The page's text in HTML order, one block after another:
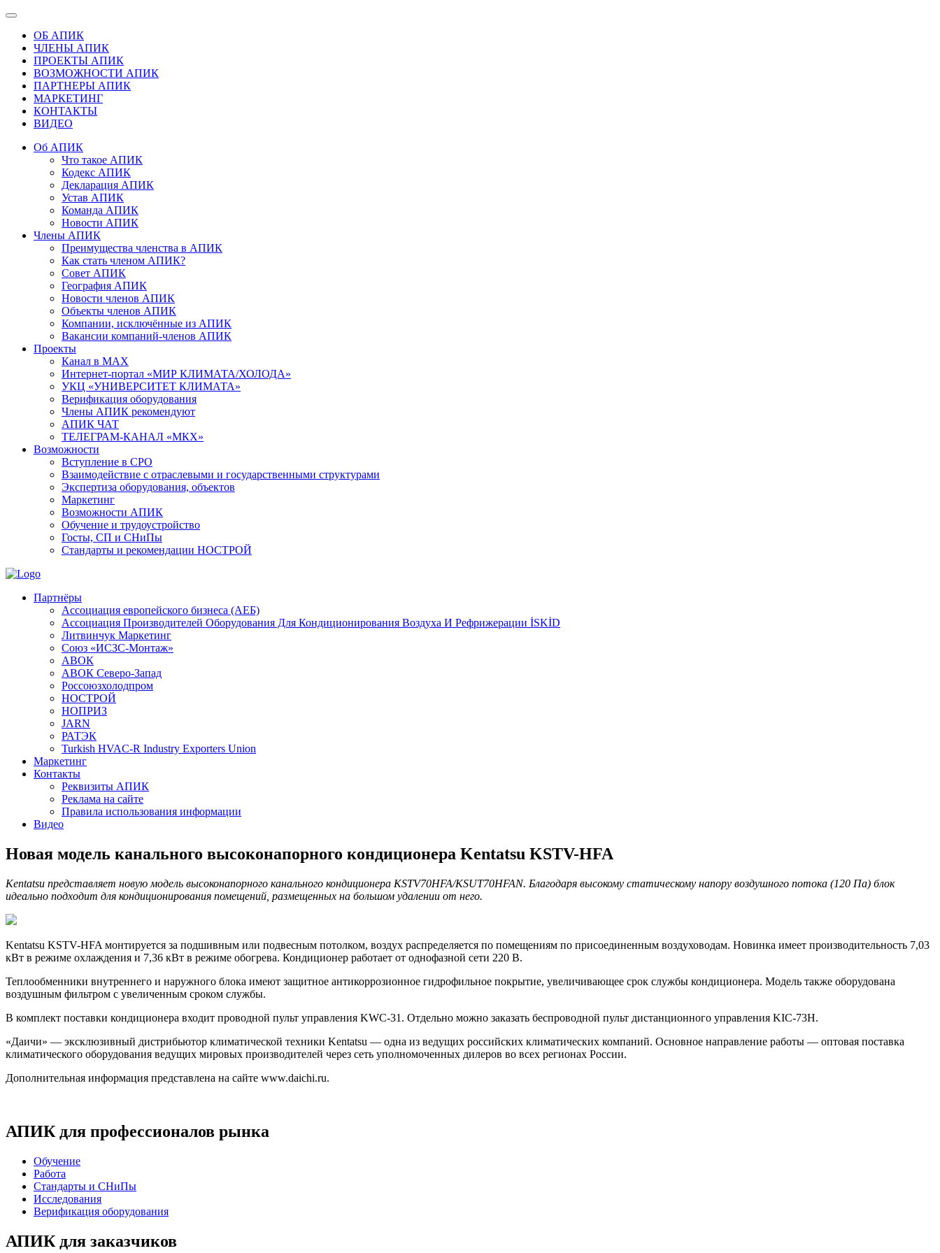
ОБ АПИК
ЧЛЕНЫ АПИК
ПРОЕКТЫ АПИК
ВОЗМОЖНОСТИ АПИК
ПАРТНЕРЫ АПИК
МАРКЕТИНГ
КОНТАКТЫ
ВИДЕО
Об АПИК
Что такое АПИК
Кодекс АПИК
Декларация АПИК
Устав АПИК
Команда АПИК
Новости АПИК
Члены АПИК
Преимущества членства в АПИК
Как стать членом АПИК?
Совет АПИК
География АПИК
Новости членов АПИК
Объекты членов АПИК
Компании, исключённые из АПИК
Вакансии компаний-членов АПИК
Проекты
Канал в MAX
Интернет-портал «МИР КЛИМАТА/ХОЛОДА»
УКЦ «УНИВЕРСИТЕТ КЛИМАТА»
Верификация оборудования
Члены АПИК рекомендуют
АПИК ЧАТ
ТЕЛЕГРАМ-КАНАЛ «МКХ»
Возможности
Вступление в СРО
Взаимодействие с отраслевыми и государственными структурами
Экспертиза оборудования, объектов
Маркетинг
Возможности АПИК
Обучение и трудоустройство
Госты, СП и СНиПы
Стандарты и рекомендации НОСТРОЙ
Партнёры
Ассоциация европейского бизнеса (АЕБ)
Aссоциация Производителей Оборудования Для Кондиционирования Воздуха И Рефрижерации İSKİD
Литвинчук Маркетинг
Союз «ИСЗС-Монтаж»
АВОК
АВОК Северо-Запад
Россоюзхолодпром
НОСТРОЙ
НОПРИЗ
JARN
РАТЭК
Turkish HVAC-R Industry Exporters Union
Маркетинг
Контакты
Реквизиты АПИК
Реклама на сайте
Правила использования информации
Видео
Новая модель канального высоконапорного кондиционера Kentatsu KSТV-HFA
Kentatsu представляет новую модель высоконапорного канального кондиционера KSTV70HFA/KSUT70HFAN. Благодаря высокому статическому напору воздушного потока (120 Па) блок
идеально подходит для кондиционирования помещений, размещенных на большом удалении от него.
Kentatsu KSТV-HFA монтируется за подшивным или подвесным потолком, воздух распределяется по помещениям по присоединенным воздуховодам. Новинка имеет производительность 7,03
кВт в режиме охлаждения и 7,36 кВт в режиме обогрева. Кондиционер работает от однофазной сети 220 В.
Теплообменники внутреннего и наружного блока имеют защитное антикоррозионное гидрофильное покрытие, увеличивающее срок службы кондиционера. Модель также оборудована
воздушным фильтром с увеличенным сроком службы.
В комплект поставки кондиционера входит проводной пульт управления KWC-31. Отдельно можно заказать беспроводной пульт дистанционного управления KIC-73H.
«Даичи» — эксклюзивный дистрибьютор климатической техники Kentatsu — одна из ведущих российских климатических компаний. Основное направление работы — оптовая поставка
климатического оборудования ведущих мировых производителей через сеть уполномоченных дилеров во всех регионах России.
Дополнительная информация представлена на сайте www.daichi.ru.
АПИК для профессионалов рынка
Обучение
Работа
Стандарты и СНиПы
Исследования
Верификация оборудования
АПИК для заказчиков